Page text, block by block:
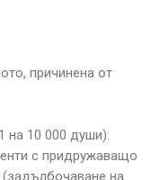
причинена от
на 10 000 души):
с придружаващо
на